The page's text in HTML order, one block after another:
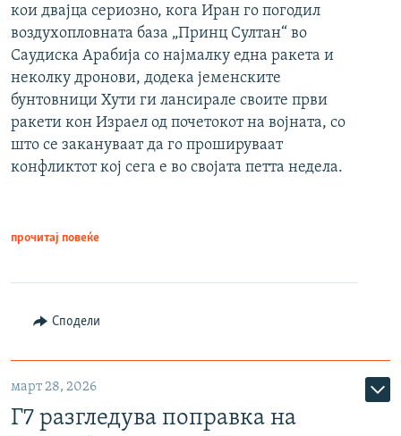
кои двајца сериозно, кога Иран го погодил
воздухопловната база „Принц Султан“ во
Саудиска Арабија со најмалку една ракета и
неколку дронови, додека јеменските
бунтовници Хути ги лансирале своите први
ракети кон Израел од почетокот на војната, со
што се закануваат да го прошируваат
конфликтот кој сега е во својата петта недела.
прочитај повеќе
Сподели
март 28, 2026
Г7 разгледува поправка на